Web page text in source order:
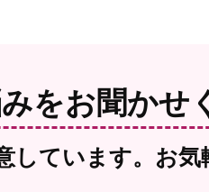
をお聞かせ
ています。お気